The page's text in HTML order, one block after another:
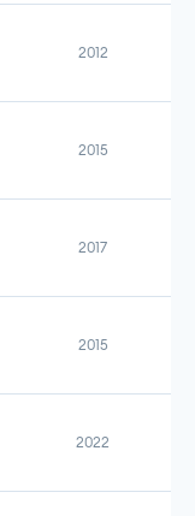
2012
2015
2017
2015
2022